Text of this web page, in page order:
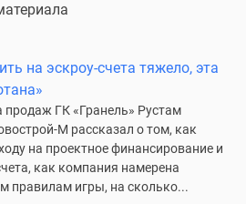
на эскроу-счета тяжело, эта
продаж ГК «Гранель» Рустам
М рассказал о том, как
на проектное финансирование и
как компания намерена
правилам игры, на сколько...